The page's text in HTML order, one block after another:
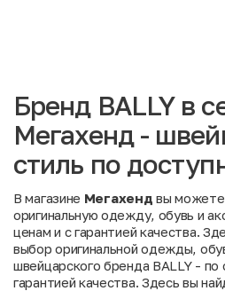
Бренд BALLY в
Мегахенд -
стиль по
В магазине Мегахенд вы можете
оригинальную одежду, обувь и
ценам и с гарантией качества.
выбор оригинальной одежды,
швейцарского бренда BALLY - по
гарантией качества. Здесь вы